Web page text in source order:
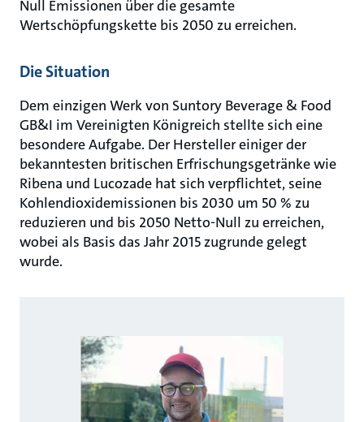
Null Emissionen über die gesamte
Wertschöpfungskette bis 2050 zu erreichen.
Die Situation
Dem einzigen Werk von Suntory Beverage & Food
GB&I im Vereinigten Königreich stellte sich eine
besondere Aufgabe. Der Hersteller einiger der
bekanntesten britischen Erfrischungsgetränke wie
Ribena und Lucozade hat sich verpflichtet, seine
Kohlendioxidemissionen bis 2030 um 50 % zu
reduzieren und bis 2050 Netto-Null zu erreichen,
wobei als Basis das Jahr 2015 zugrunde gelegt
wurde.